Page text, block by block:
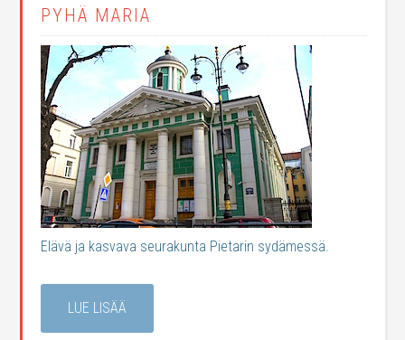
PYHÄ MARIA
Elävä ja kasvava seurakunta Pietarin sydämessä.
LUE LISÄÄ